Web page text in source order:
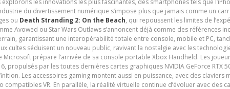
du divertissement numérique s’impose plus que jamais comme un
ou Death Stranding 2: On the Beach, qui repoussent les limites de
Avowed ou Star Wars Outlaws s’annoncent déjà comme des références
garantissant une interopérabilité totale entre console, mobile et PC,
cultes séduisent un nouveau public, ravivant la nostalgie avec les
prépare l’arrivée de sa console portable Xbox Handheld. Les
propulsés par les toutes dernières cartes graphiques NVIDIA GeForce RTX
Les accessoires gaming montent aussi en puissance, avec des claviers
VR. En parallèle, la réalité virtuelle continue d’évoluer avec des